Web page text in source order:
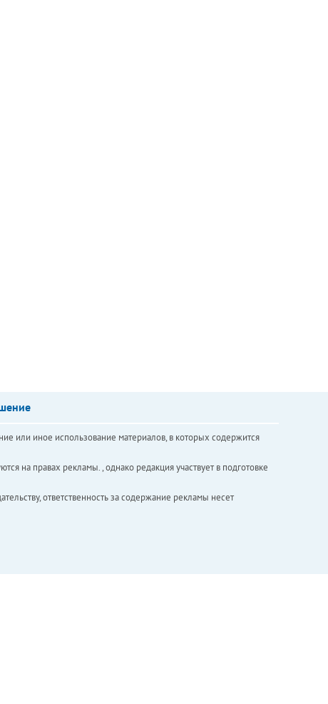
или иное использование материалов, в которых содержится
на правах рекламы. , однако редакция участвует в подготовке
ответственность за содержание рекламы несет